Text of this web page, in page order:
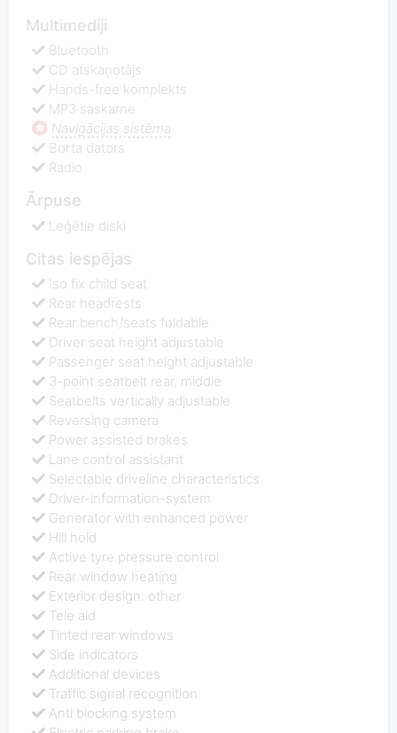
Multimediji
Bluetooth
CD atskaņotājs
Hands-free komplekts
MP3 saskarne
Navigācijas sistēma
Borta dators
Radio
Ārpuse
Leģētie diski
Citas iespējas
Iso fix child seat
Rear headrests
Rear bench/seats foldable
Driver seat height adjustable
Passenger seat height adjustable
3-point seatbelt rear, middle
Seatbelts vertically adjustable
Reversing camera
Power assisted brakes
Lane control assistant
Selectable driveline characteristics
Driver-information-system
Generator with enhanced power
Hill hold
Active tyre pressure control
Rear window heating
Exterior design: other
Tele aid
Tinted rear windows
Side indicators
Additional devices
Traffic signal recognition
Anti blocking system